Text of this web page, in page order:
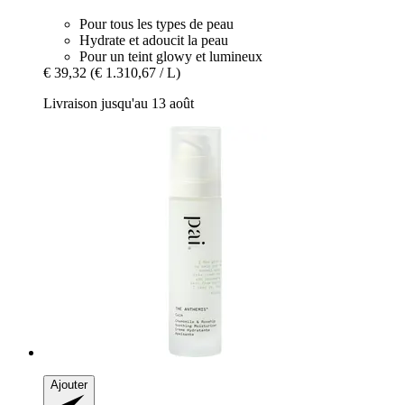
Pour tous les types de peau
Hydrate et adoucit la peau
Pour un teint glowy et lumineux
€ 39,32 (€ 1.310,67 / L)
Livraison jusqu'au 13 août
Ajouter